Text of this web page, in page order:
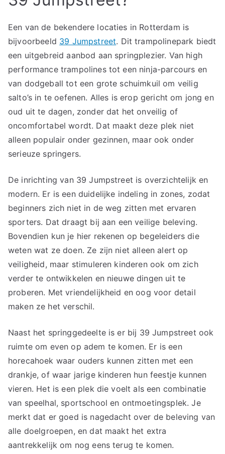
Een van de bekendere locaties in Rotterdam is
bijvoorbeeld 39 Jumpstreet. Dit trampolinepark biedt
een uitgebreid aanbod aan springplezier. Van high
performance trampolines tot een ninja-parcours en
van dodgeball tot een grote schuimkuil om veilig
salto’s in te oefenen. Alles is erop gericht om jong en
oud uit te dagen, zonder dat het onveilig of
oncomfortabel wordt. Dat maakt deze plek niet
alleen populair onder gezinnen, maar ook onder
serieuze springers.
De inrichting van 39 Jumpstreet is overzichtelijk en
modern. Er is een duidelijke indeling in zones, zodat
beginners zich niet in de weg zitten met ervaren
sporters. Dat draagt bij aan een veilige beleving.
Bovendien kun je hier rekenen op begeleiders die
weten wat ze doen. Ze zijn niet alleen alert op
veiligheid, maar stimuleren kinderen ook om zich
verder te ontwikkelen en nieuwe dingen uit te
proberen. Met vriendelijkheid en oog voor detail
maken ze het verschil.
Naast het springgedeelte is er bij 39 Jumpstreet ook
ruimte om even op adem te komen. Er is een
horecahoek waar ouders kunnen zitten met een
drankje, of waar jarige kinderen hun feestje kunnen
vieren. Het is een plek die voelt als een combinatie
van speelhal, sportschool en ontmoetingsplek. Je
merkt dat er goed is nagedacht over de beleving van
alle doelgroepen, en dat maakt het extra
aantrekkelijk om nog eens terug te komen.